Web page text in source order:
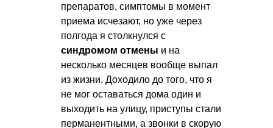
препаратов, симптомы в момент
приема исчезают, но уже через
полгода я столкнулся с
синдромом отмены и на
несколько месяцев вообще выпал
из жизни. Доходило до того, что я
не мог оставаться дома один и
выходить на улицу, приступы стали
перманентными, а звонки в скорую